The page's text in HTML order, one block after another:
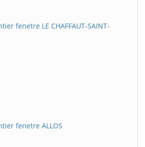
fenetre LE CHAFFAUT-SAINT-
fenetre ALLOS